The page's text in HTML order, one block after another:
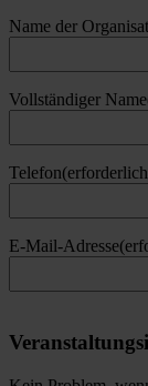
Name der
Vollständiger Name
Telefon
E-Mail-Adresse